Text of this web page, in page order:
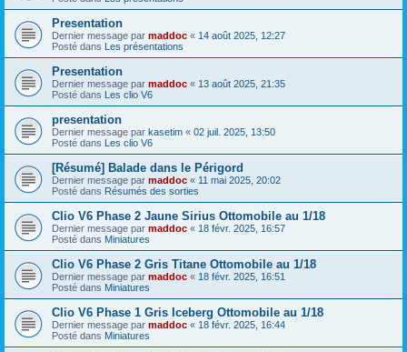
Presentation
Dernier message par maddoc « 14 août 2025, 12:27
Posté dans Les présentations
Presentation
Dernier message par maddoc « 13 août 2025, 21:35
Posté dans Les clio V6
presentation
Dernier message par kasetim « 02 juil. 2025, 13:50
Posté dans Les clio V6
[Résumé] Balade dans le Périgord
Dernier message par maddoc « 11 mai 2025, 20:02
Posté dans Résumés des sorties
Clio V6 Phase 2 Jaune Sirius Ottomobile au 1/18
Dernier message par maddoc « 18 févr. 2025, 16:57
Posté dans Miniatures
Clio V6 Phase 2 Gris Titane Ottomobile au 1/18
Dernier message par maddoc « 18 févr. 2025, 16:51
Posté dans Miniatures
Clio V6 Phase 1 Gris Iceberg Ottomobile au 1/18
Dernier message par maddoc « 18 févr. 2025, 16:44
Posté dans Miniatures